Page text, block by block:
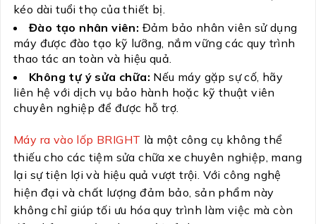
kéo dài tuổi thọ của thiết bị.
Đào tạo nhân viên: Đảm bảo nhân viên sử dụng
máy được đào tạo kỹ lưỡng, nắm vững các quy trình
thao tác an toàn và hiệu quả.
Không tự ý sửa chữa: Nếu máy gặp sự cố, hãy
liên hệ với dịch vụ bảo hành hoặc kỹ thuật viên
chuyên nghiệp để được hỗ trợ.
Máy ra vào lốp BRIGHT là một công cụ không thể
thiếu cho các tiệm sửa chữa xe chuyên nghiệp, mang
lại sự tiện lợi và hiệu quả vượt trội. Với công nghệ
hiện đại và chất lượng đảm bảo, sản phẩm này
không chỉ giúp tối ưu hóa quy trình làm việc mà còn